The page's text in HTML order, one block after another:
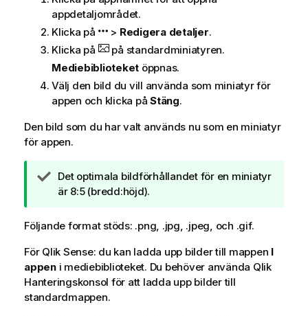
appdetaljområdet.
Klicka på
> Redigera detaljer.
Klicka på
på standardminiatyren.
Mediebiblioteket öppnas.
Välj den bild du vill använda som miniatyr för
appen och klicka på Stäng.
Den bild som du har valt används nu som en miniatyr
för appen.
A
n
e
k
n
i
n
Det optimala bildförhållandet för en miniatyr
är 8:5 (bredd:höjd).
Följande format stöds: .png, .jpg, .jpeg, och .gif.
För Qlik Sense: du kan ladda upp bilder till mappen I
appeni mediebiblioteket. Du behöver använda Qlik
Hanteringskonsol för att ladda upp bilder till
standardmappen.